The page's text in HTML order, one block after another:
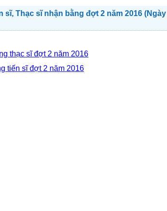
Thạc sĩ nhận bằng đợt 2 năm 2016 (Ngày
thạc sĩ đợt 2 năm 2016
tiến sĩ đợt 2 năm 2016